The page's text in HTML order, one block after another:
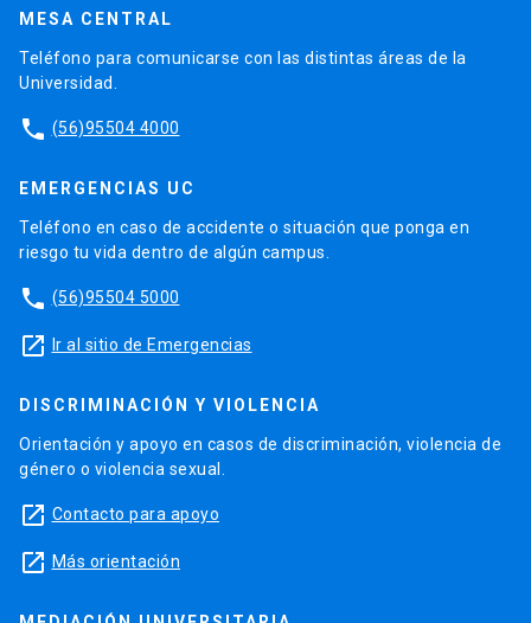
MESA CENTRAL
Teléfono para comunicarse con las distintas áreas de la
Universidad.
phone (56)95504 4000
EMERGENCIAS UC
Teléfono en caso de accidente o situación que ponga en
riesgo tu vida dentro de algún campus.
phone (56)95504 5000
launch Ir al sitio de Emergencias
DISCRIMINACIÓN Y VIOLENCIA
Orientación y apoyo en casos de discriminación, violencia de
género o violencia sexual.
launch Contacto para apoyo
launch Más orientación